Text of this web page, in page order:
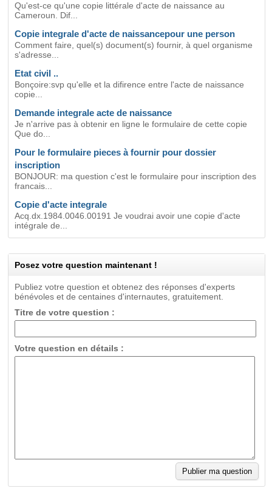
Qu'est-ce qu'une copie littérale d'acte de naissance au
Cameroun. Dif...
Copie integrale d'acte de naissancepour une person
Comment faire, quel(s) document(s) fournir, à quel organisme
s'adresse...
Etat civil ..
Bonçoire:svp qu'elle et la difirence entre l'acte de naissance
copie...
Demande integrale acte de naissance
Je n'arrive pas à obtenir en ligne le formulaire de cette copie
Que do...
Pour le formulaire pieces à fournir pour dossier
inscription
BONJOUR: ma question c'est le formulaire pour inscription des
francais...
Copie d'acte integrale
Acq.dx.1984.0046.00191 Je voudrai avoir une copie d'acte
intégrale de...
Posez votre question maintenant !
Publiez votre question et obtenez des réponses d'experts
bénévoles et de centaines d'internautes, gratuitement.
Titre de votre question :
Votre question en détails :